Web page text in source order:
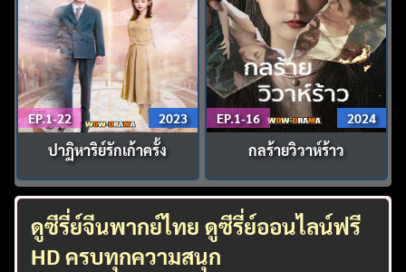
EP.1-22 2023
ปาฏิหาริย์รักเก้าครั้ง
EP.1-16 2024
กลร้ายวิวาห์ร้าว
ดูซีรี่ย์จีนพากย์ไทย ดูซีรี่ย์ออนไลน์ฟรี
HD ครบทุกความสนุก